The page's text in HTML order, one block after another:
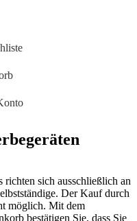
sich ausschließlich an
Der Kauf durch
möglich. Mit dem
bestätigen Sie, dass Sie